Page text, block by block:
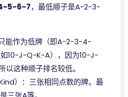
5-6-7，最低顺子是A-2-3-
能作为低牌（即A-2-3-4-
10-J-Q-K-A），因为10-J-
这种顺子排名较低。
）：三张相同点数的牌。最